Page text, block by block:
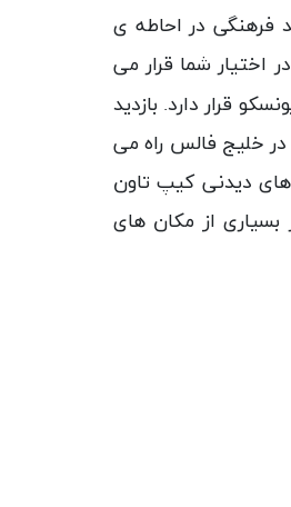
فرهنگی در احاطه ی
اختیار شما قرار می
قرار دارد. بازدید
در خلیج فالس راه می
دیدنی کیپ تاون
بسیاری از مکان های